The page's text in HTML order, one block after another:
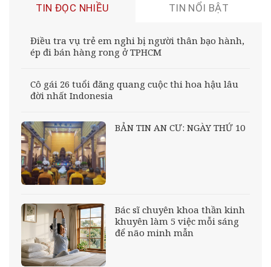
TIN ĐỌC NHIỀU TIN NỔI BẬT
Điều tra vụ trẻ em nghi bị người thân bạo hành,
ép đi bán hàng rong ở TPHCM
Cô gái 26 tuổi đăng quang cuộc thi hoa hậu lâu
đời nhất Indonesia
BẢN TIN AN CƯ: NGÀY THỨ 10
Bác sĩ chuyên khoa thần kinh
khuyên làm 5 việc mỗi sáng
để não minh mẫn